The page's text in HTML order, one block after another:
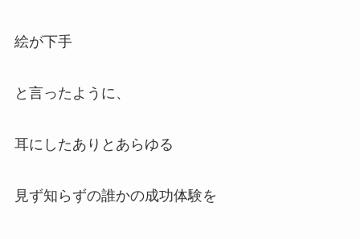
絵が下手
と言ったように、
耳にしたありとあらゆる
見ず知らずの誰かの成功体験を